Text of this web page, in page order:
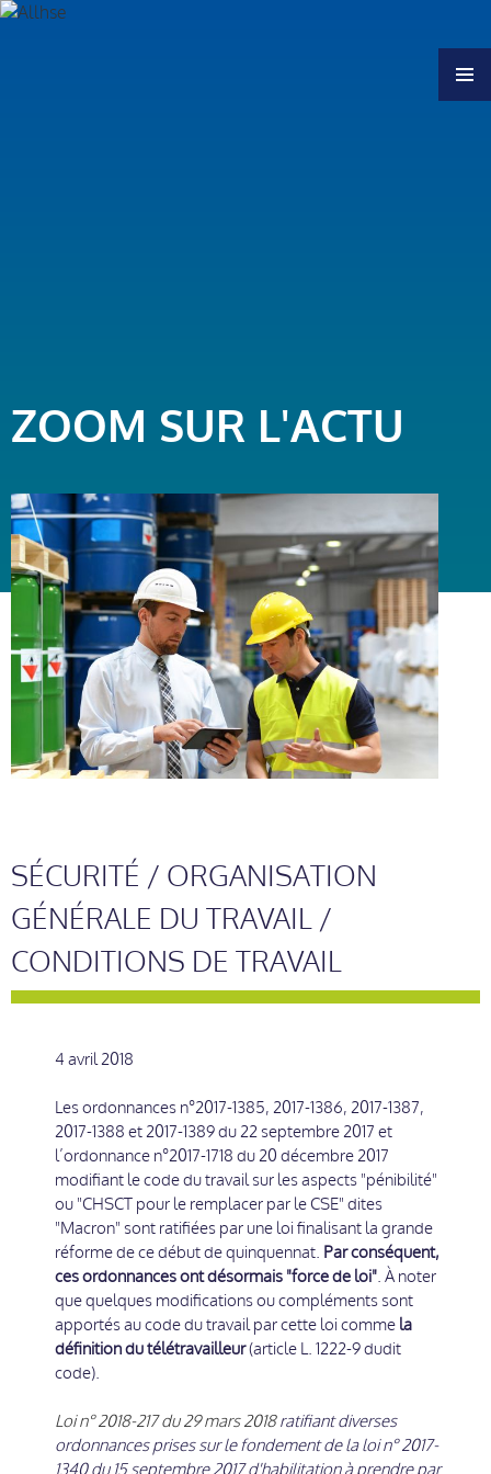
ZOOM SUR L'ACTU
SÉCURITÉ / ORGANISATION
GÉNÉRALE DU TRAVAIL /
CONDITIONS DE TRAVAIL
4 avril 2018
Les ordonnances n°2017-1385, 2017-1386, 2017-1387,
2017-1388 et 2017-1389 du 22 septembre 2017 et
l’ordonnance n°2017-1718 du 20 décembre 2017
modifiant le code du travail sur les aspects "pénibilité"
ou "CHSCT pour le remplacer par le CSE" dites
"Macron" sont ratifiées par une loi finalisant la grande
réforme de ce début de quinquennat. Par conséquent,
ces ordonnances ont désormais "force de loi". À noter
que quelques modifications ou compléments sont
apportés au code du travail par cette loi comme la
définition du télétravailleur(article L. 1222-9 dudit
code).
Loi n° 2018-217 du 29 mars 2018ratifiant diverses
ordonnances prises sur le fondement de la loi n° 2017-